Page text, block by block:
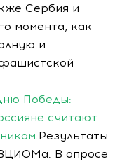
Сербия и
момента, как
и
Победы:
считают
Результаты
В опросе